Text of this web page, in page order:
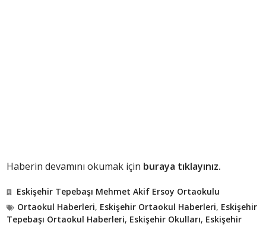
Haberin devamını okumak için buraya tıklayınız.
Eskişehir Tepebaşı Mehmet Akif Ersoy Ortaokulu
Ortaokul Haberleri, Eskişehir Ortaokul Haberleri, Eskişehir
Tepebaşı Ortaokul Haberleri, Eskişehir Okulları, Eskişehir